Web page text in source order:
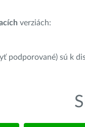
verziách:
podporované) sú k